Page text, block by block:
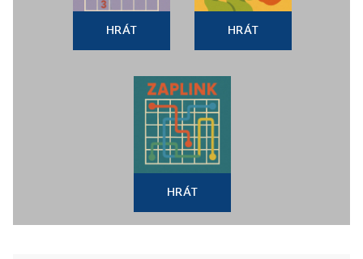
HRÁT HRÁT
HRÁT